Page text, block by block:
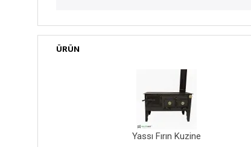
ÜRÜN
Yassı Fırın Kuzine